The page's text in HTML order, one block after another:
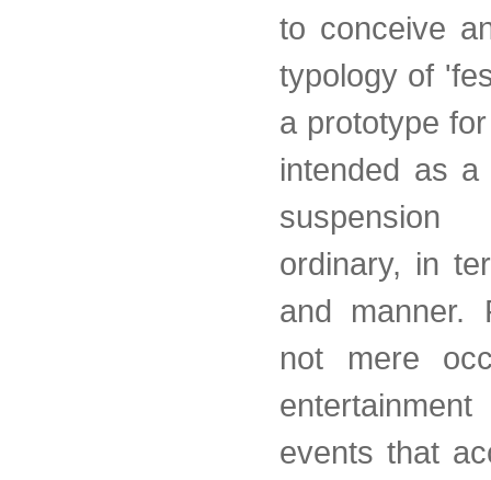
to conceive
typology of
a prototype
intended as
ordinary, in
and manner.
not mere
events that